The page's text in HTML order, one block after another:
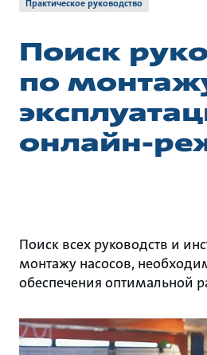
Практическое руководство
Поиск
по
онлайн-
Поиск всех руководств и
монтажу насосов,
обеспечения оптимальной